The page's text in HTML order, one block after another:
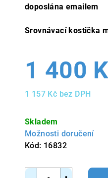
doposlána emailem
Srovnávací kostička
1 400
1 157 Kč bez DPH
cena:
Skladem
Možnosti doručení
Kód: 16832